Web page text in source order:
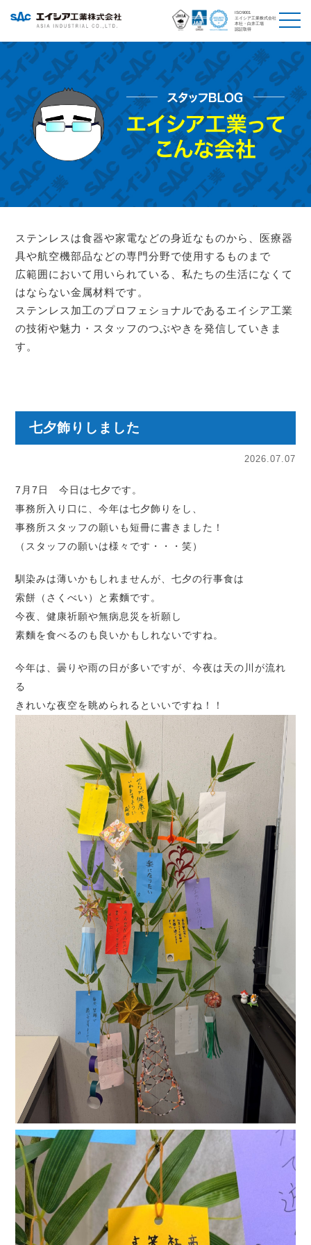
ISO9001
エイシア工業株式会社
本社・白井工場
認証取得
ステンレスは食器や家電などの身近なものから、医療器
具や航空機部品などの専門分野で使用するものまで
広範囲において用いられている、私たちの生活になくて
はならない金属材料です。
ステンレス加工のプロフェショナルであるエイシア工業
の技術や魅力・スタッフのつぶやきを発信していきま
す。
七夕飾りしました
2026.07.07
7月7日 今日は七夕です。
事務所入り口に、今年は七夕飾りをし、
事務所スタッフの願いも短冊に書きました！
（スタッフの願いは様々です・・・笑）
馴染みは薄いかもしれませんが、七夕の行事食は
索餅（さくべい）と素麵です。
今夜、健康祈願や無病息災を祈願し
素麵を食べるのも良いかもしれないですね。
今年は、曇りや雨の日が多いですが、今夜は天の川が流れ
る
きれいな夜空を眺められるといいですね！！